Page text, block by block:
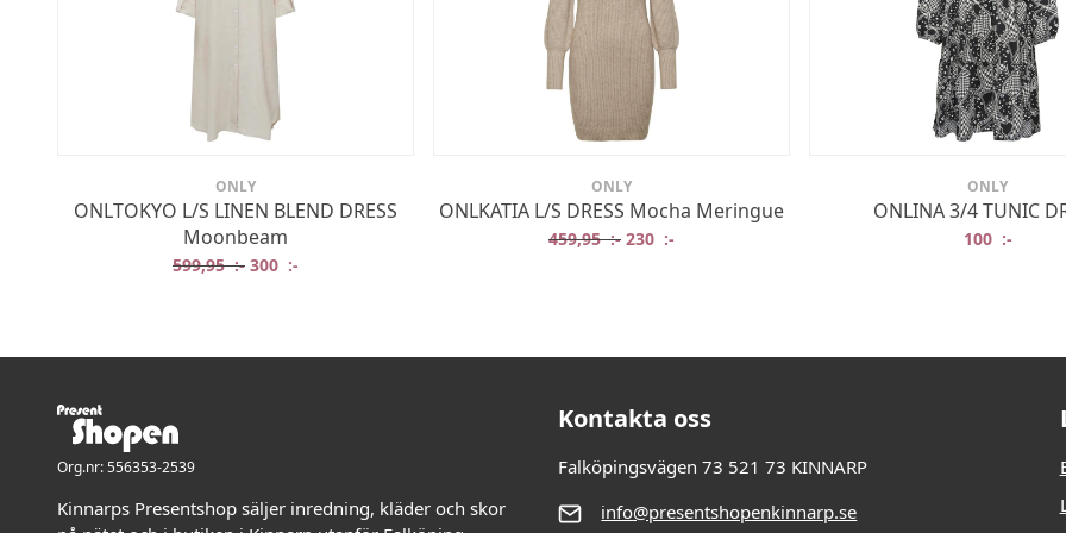
ONLY
ONLTOKYO L/S LINEN BLEND DRESS
Moonbeam
599,95:- Det ursprungliga priset var: 599,95 :-.
300 :-
ONLY
ONLKATIA L/S DRESS Mocha Meringue
459,95:- Det ursprungliga priset var: 459,95 :-.
230 :-
ONLY
ONLINA 3/4 TUNIC
100 :-
Org.nr: 556353-2539
Kinnarps Presentshop säljer inredning, kläder och skor
Kontakta oss
Falköpingsvägen 73 521 73 KINNARP
info@presentshopenkinnarp.se